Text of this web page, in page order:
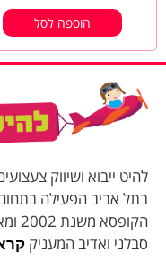
הוספה לסל
להיט ייבוא ושיווק
בתל אביב הפעילה
סבלני ואדיב המעניק